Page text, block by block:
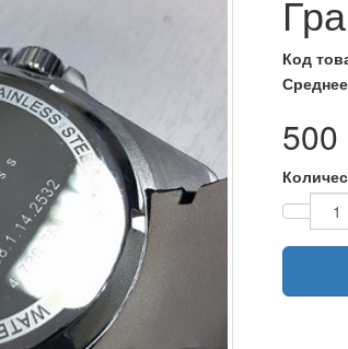
Код
500